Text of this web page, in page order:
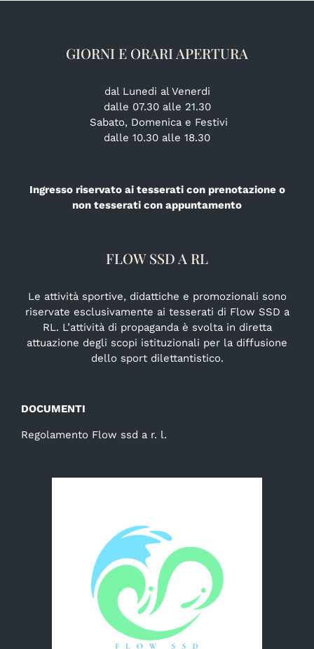
GIORNI E ORARI APERTURA
dal Lunedi al Venerdi
dalle 07.30 alle 21.30
Sabato, Domenica e Festivi
dalle 10.30 alle 18.30
Ingresso riservato ai tesserati con prenotazione o
non tesserati con appuntamento
FLOW SSD A RL
Le attività sportive, didattiche e promozionali sono
riservate esclusivamente ai tesserati di Flow SSD a
RL. L’attività di propaganda è svolta in diretta
attuazione degli scopi istituzionali per la diffusione
dello sport dilettantistico.
DOCUMENTI
Regolamento Flow ssd a r. l.